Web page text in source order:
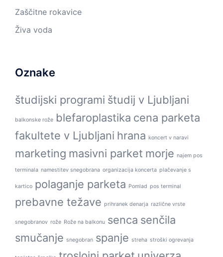
Zaščitne rokavice
Živa voda
Oznake
študijski programi študij v Ljubljani
balkonske rože blefaroplastika cena parketa
fakultete v Ljubljani hrana koncert v naravi
marketing masivni parket morje najem pos
terminala namestitev snegobrana organizacija koncerta plačevanje s
kartico polaganje parketa Pomlad pos terminal
prebavne težave prihranek denarja različne vrste
snegobranov rože Rože na balkonu senca senčila
smučanje snegobran spanje streha stroški ogrevanja